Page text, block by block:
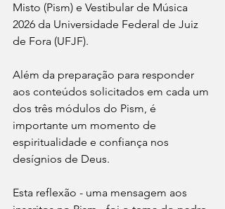
Misto (Pism) e Vestibular de Música
2026 da Universidade Federal de Juiz
de Fora (UFJF).
Além da preparação para responder
aos conteúdos solicitados em cada um
dos três módulos do Pism, é
importante um momento de
espiritualidade e confiança nos
desígnios de Deus.
Esta reflexão - uma mensagem aos